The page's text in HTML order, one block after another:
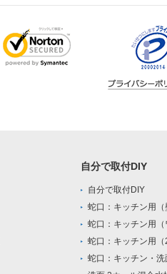
自分で取付DIY
自分で取付DIY
蛇口：キッチン用（
蛇口：キッチン用（
蛇口：キッチン用（
蛇口：キッチン・洗